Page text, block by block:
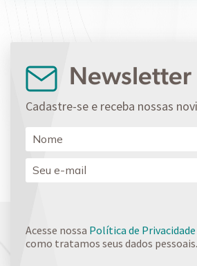
Newsletter
Cadastre-se e receba nossas
Acesse nossa Política de Privacidade
como tratamos seus dados pessoais.